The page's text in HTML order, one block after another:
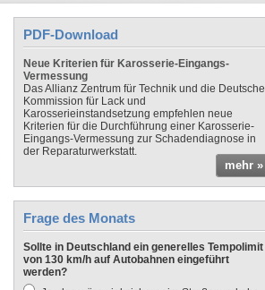
PDF-Download
Neue Kriterien für Karosserie-Eingangs-
Vermessung
Das Allianz Zentrum für Technik und die Deutsche
Kommission für Lack und
Karosserieinstandsetzung empfehlen neue
Kriterien für die Durchführung einer Karosserie-
Eingangs-Vermessung zur Schadendiagnose in
der Reparaturwerkstatt.
mehr »
Frage des Monats
Sollte in Deutschland ein generelles Tempolimit
von 130 km/h auf Autobahnen eingeführt
werden?